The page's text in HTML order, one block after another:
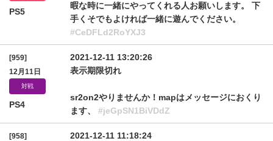
PS5
暇な時に一緒にやってくれる人お願いします。 下
手くそでもよければ一緒に遊んでください。
#CeDFLd2RoYXJ3
[959]
12月11日
対戦
PS4
2021-12-11 13:20:26
表示期限切れ
sr2on2やりませんか！mapはメッセージにおくり
ます、 #jeGpSN1BiVDdZ
[958]
2021-12-11 11:18:24